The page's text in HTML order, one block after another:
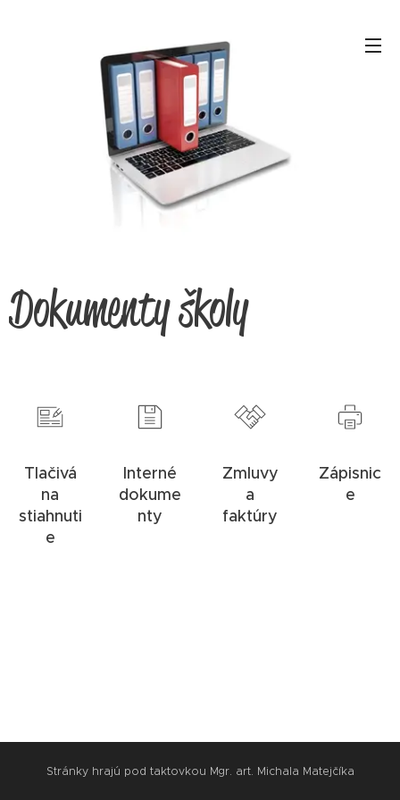
Dokumenty školy
Tlačivá
na
stiahnuti
e
Interné
dokume
nty
Zmluvy
a
faktúry
Zápisnic
e
Stránky hrajú pod taktovkou Mgr. art. Michala Matejčíka